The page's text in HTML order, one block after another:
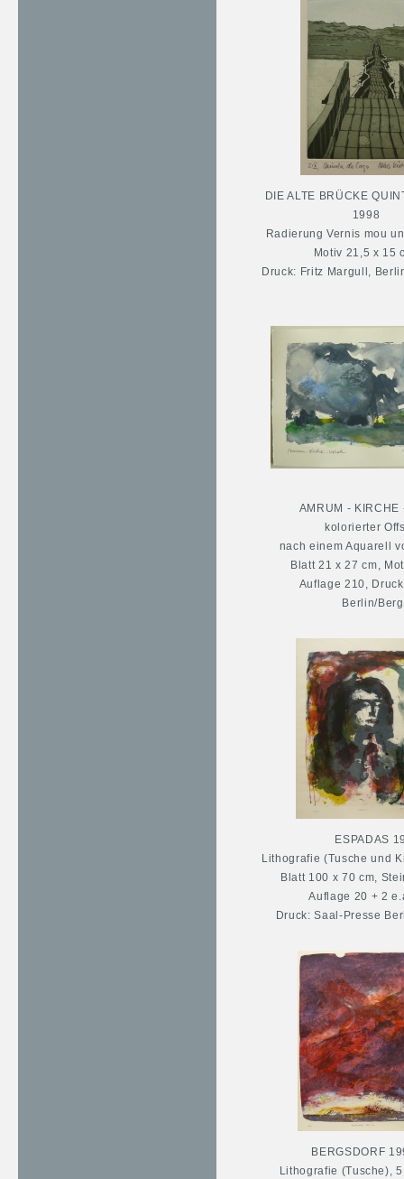
DIE ALTE BRÜCKE
1998
Radierung Vernis mou
Motiv 21,5 x 15
Druck: Fritz Margull,
AMRUM -
kolorierter
nach einem Aquarell
Blatt 21 x 27 cm,
Auflage 210,
Berlin/
ESPADAS
Lithografie (Tusche und
Blatt 100 x 70 cm,
Auflage 20 + 2
Druck: Saal-Presse
BERGSDORF
Lithografie (Tusche),